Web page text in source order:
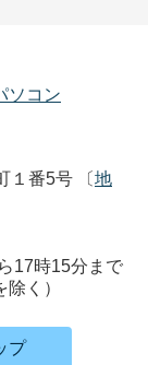
ソコン
１番5号 〔地
17時15分まで
く）
プ